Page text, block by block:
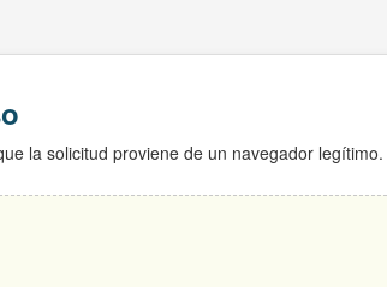
la solicitud proviene de un navegador legítimo.